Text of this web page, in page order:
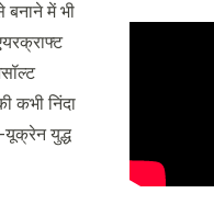
बनाने में भी
कभी निंदा
यूक्रेन युद्ध